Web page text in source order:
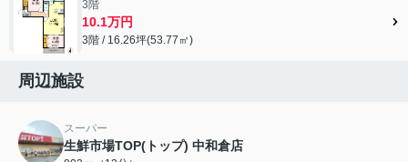
3階
10.1万円
3階 / 16.26坪(53.77㎡)
周辺施設
スーパー
生鮮市場TOP(トップ) 中和倉店